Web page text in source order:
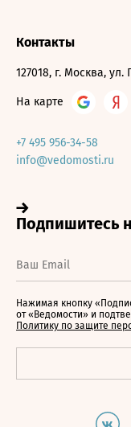
Контакты
127018, г. Москва, ул.
На карте
+7 495 956-34-58
info@vedomosti.ru
Нажимая кнопку
от «Ведомости» и
Политику по защите